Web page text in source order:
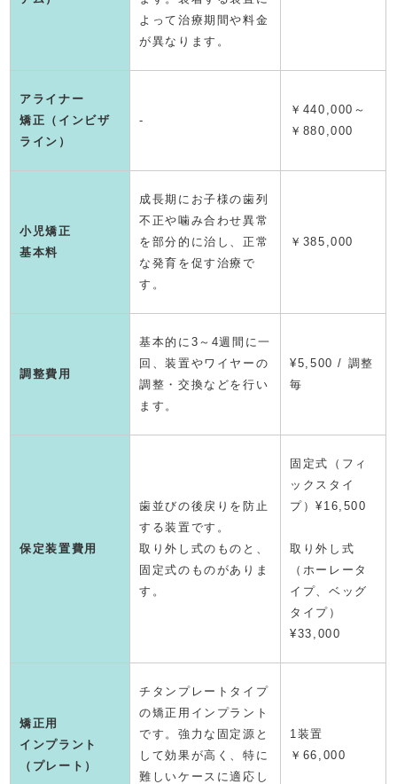
よって治療期間や料金
が異なります。
アライナー
矯正（インビザ
ライン）
-
￥440,000～
￥880,000
小児矯正
基本料
成長期にお子様の歯列
不正や噛み合わせ異常
を部分的に治し、正常
な発育を促す治療で
す。
￥385,000
調整費用
基本的に3～4週間に一
回、装置やワイヤーの
調整・交換などを行い
ます。
¥5,500 / 調整
毎
保定装置費用
歯並びの後戻りを防止
する装置です。
取り外し式のものと、
固定式のものがありま
す。
固定式（フィ
ックスタイ
プ）¥16,500
取り外し式
（ホーレータ
イプ、ベッグ
タイプ）
¥33,000
矯正用
インプラント
（プレート）
チタンプレートタイプ
の矯正用インプラント
です。強力な固定源と
して効果が高く、特に
難しいケースに適応し
1装置
￥66,000